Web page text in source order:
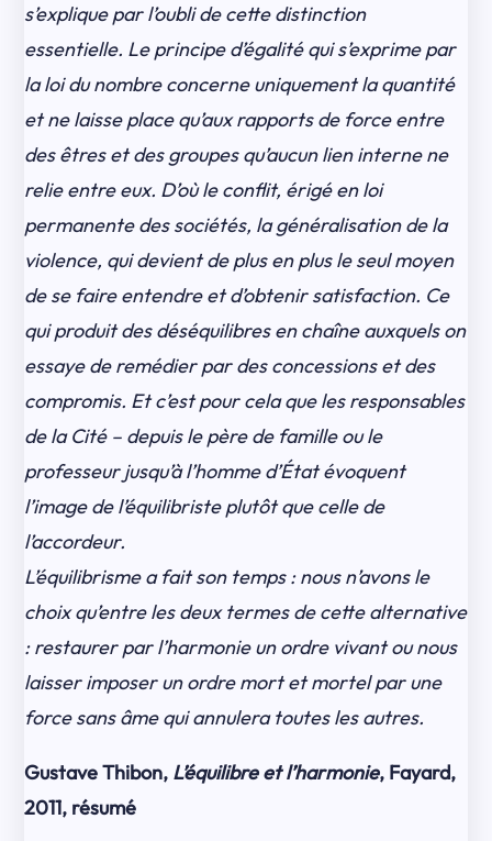
s’explique par l’oubli de cette distinction
essentielle. Le principe d’égalité qui s’exprime par
la loi du nombre concerne uniquement la quantité
et ne laisse place qu’aux rapports de force entre
des êtres et des groupes qu’aucun lien interne ne
relie entre eux. D’où le conflit, érigé en loi
permanente des sociétés, la généralisation de la
violence, qui devient de plus en plus le seul moyen
de se faire entendre et d’obtenir satisfaction. Ce
qui produit des déséquilibres en chaîne auxquels on
essaye de remédier par des concessions et des
compromis. Et c’est pour cela que les responsables
de la Cité – depuis le père de famille ou le
professeur jusqu’à l’homme d’État évoquent
l’image de l’équilibriste plutôt que celle de
l’accordeur.
L’équilibrisme a fait son temps : nous n’avons le
choix qu’entre les deux termes de cette alternative
: restaurer par l’harmonie un ordre vivant ou nous
laisser imposer un ordre mort et mortel par une
force sans âme qui annulera toutes les autres.
Gustave Thibon, L’équilibre et l’harmonie, Fayard,
2011, résumé